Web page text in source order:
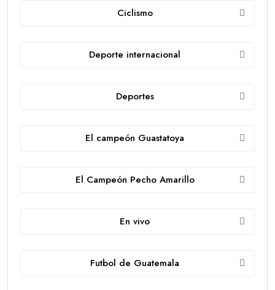
Ciclismo
Deporte internacional
Deportes
El campeón Guastatoya
El Campeón Pecho Amarillo
En vivo
Futbol de Guatemala